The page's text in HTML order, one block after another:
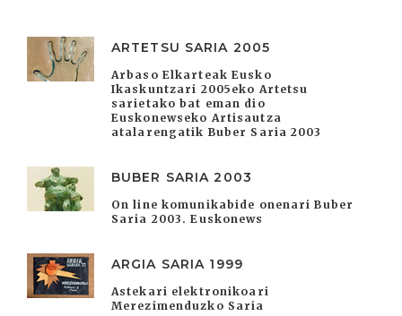
ARTETSU SARIA 2005
Arbaso Elkarteak Eusko
Ikaskuntzari 2005eko Artetsu
sarietako bat eman dio
Euskonewseko Artisautza
atalarengatik Buber Saria 2003
BUBER SARIA 2003
On line komunikabide onenari Buber
Saria 2003. Euskonews
ARGIA SARIA 1999
Astekari elektronikoari
Merezimenduzko Saria